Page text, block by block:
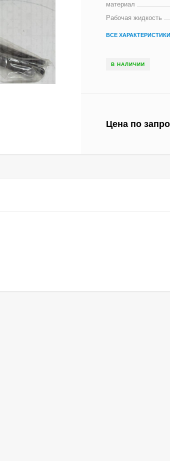
материал
Рабочая жидкость
ВСЕ ХАРАКТЕРИСТИКИ
В НАЛИЧИИ
Цена по